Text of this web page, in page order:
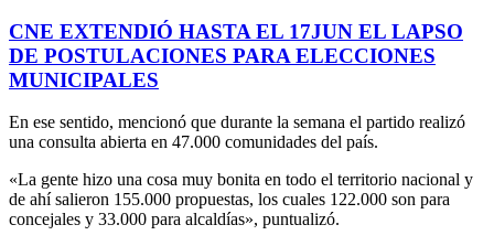
CNE EXTENDIÓ HASTA EL 17JUN EL LAPSO
DE POSTULACIONES PARA ELECCIONES
MUNICIPALES
En ese sentido, mencionó que durante la semana el partido realizó
una consulta abierta en 47.000 comunidades del país.
«La gente hizo una cosa muy bonita en todo el territorio nacional y
de ahí salieron 155.000 propuestas, los cuales 122.000 son para
concejales y 33.000 para alcaldías», puntualizó.